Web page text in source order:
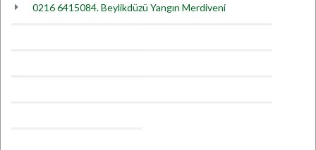
0216 6415084. Beylikdüzü Yangın Merdiveni